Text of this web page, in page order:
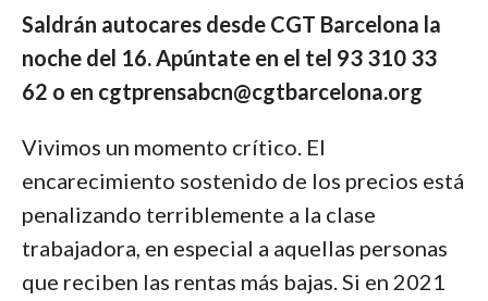
Saldrán autocares desde CGT Barcelona la
noche del 16. Apúntate en el tel 93 310 33
62 o en cgtprensabcn@cgtbarcelona.org
Vivimos un momento crítico. El
encarecimiento sostenido de los precios está
penalizando terriblemente a la clase
trabajadora, en especial a aquellas personas
que reciben las rentas más bajas. Si en 2021